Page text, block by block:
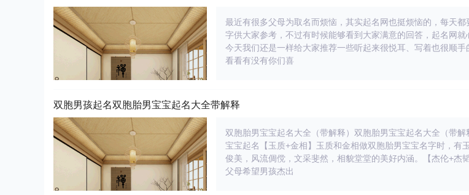
最近有很多父母为取名而烦恼，其实起名网也挺烦恼的，每天都
字供大家参考，不过有时候能够看到大家满意的回答，起名网就
今天我们还是一样给大家推荐一些听起来很悦耳、写着也很顺手
看看有没有你们喜
双胞男孩起名双胞胎男宝宝起名大全带解释
双胞胎男宝宝起名大全（带解释）双胞胎男宝宝起名大全（带解
宝宝起名【玉质+金相】玉质和金相做双胞胎男宝宝名字时，有
俊美，风流倜傥，文采斐然，相貌堂堂的美好内涵。【杰伦+杰
父母希望男孩杰出